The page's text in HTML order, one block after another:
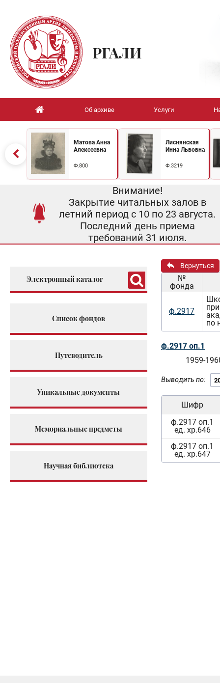
РГАЛИ
Об архиве Услуги
Матова Анна
Алексеевна
Ф.800
Лиснянская
Инна Львовна
Ф.3219
Внимание!
Закрытие читальных залов в
летний период с 10 по 23 августа.
Последний день приема
требований 31 июля.
Электронный каталог
Список фондов
Путеводитель
Уникальные документы
Мемориальные предметы
Научная библиотека
Вернуться
№
фонда
ф.2917
по
ф.2917 оп.1
1959-
Выводить по:
Шифр
ф.2917 оп.1
ед. хр.646
ф.2917 оп.1
ед. хр.647